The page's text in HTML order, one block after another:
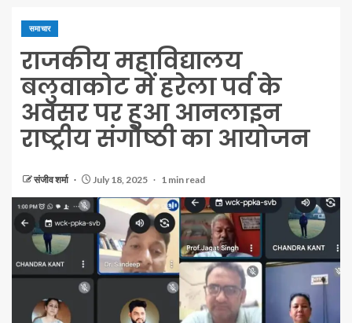
समाचार
राजकीय महाविद्यालय
बलुवाकोट में हरेला पर्व के
अवसर पर हुआ आनलाइन
राष्ट्रीय संगोष्ठी का आयोजन
संजीव शर्मा July 18, 2025 1 min read